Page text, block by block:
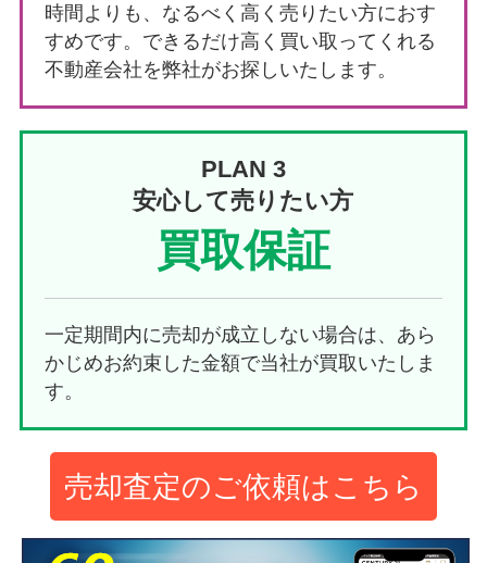
時間よりも、なるべく高く売りたい方におす
すめです。できるだけ高く買い取ってくれる
不動産会社を弊社がお探しいたします。
PLAN 3
安心して売りたい方
買取保証
一定期間内に売却が成立しない場合は、あら
かじめお約束した金額で当社が買取いたしま
す。
売却査定のご依頼はこちら